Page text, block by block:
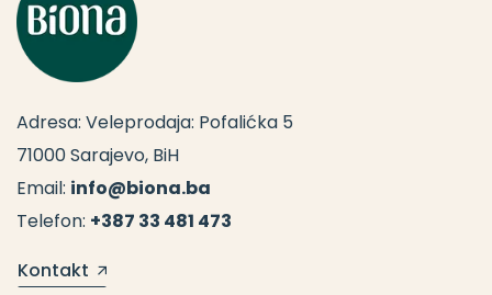
Adresa: Veleprodaja: Pofalićka 5
71000 Sarajevo, BiH
Email: info@biona.ba
Telefon: +387 33 481 473
Kontakt